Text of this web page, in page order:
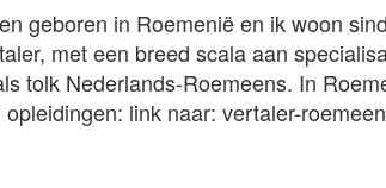
geboren in Roemenië en ik woon
met een breed scala aan
tolk Nederlands-Roemeens. In
link naar: vertaler-